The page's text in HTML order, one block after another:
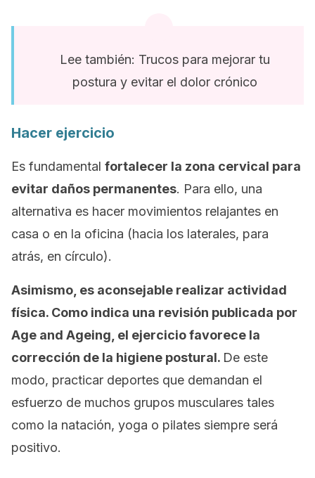
Lee también: Trucos para mejorar tu
postura y evitar el dolor crónico
Hacer ejercicio
Es fundamental fortalecer la zona cervical para
evitar daños permanentes. Para ello, una
alternativa es hacer movimientos relajantes en
casa o en la oficina (hacia los laterales, para
atrás, en círculo).
Asimismo, es aconsejable realizar actividad
física. Como indica una revisión publicada por
Age and Ageing , el ejercicio favorece la
corrección de la higiene postural. De este
modo, practicar deportes que demandan el
esfuerzo de muchos grupos musculares tales
como la natación, yoga o pilates siempre será
positivo.